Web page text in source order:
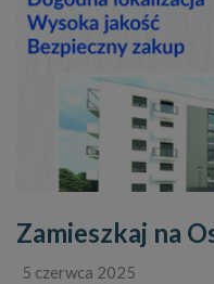
Zamieszkaj na
5 czerwca 2025